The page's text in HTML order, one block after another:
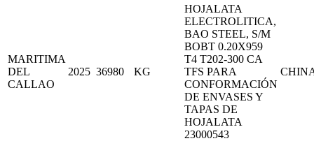
MARITIMA
DEL
CALLAO
2025 36980 KG
HOJALATA
ELECTROLITICA,
BAO STEEL, S/M
BOBT 0.20X959
T4 T202-300 CA
TFS PARA
CONFORMACIÓN
DE ENVASES Y
TAPAS DE
HOJALATA
23000543